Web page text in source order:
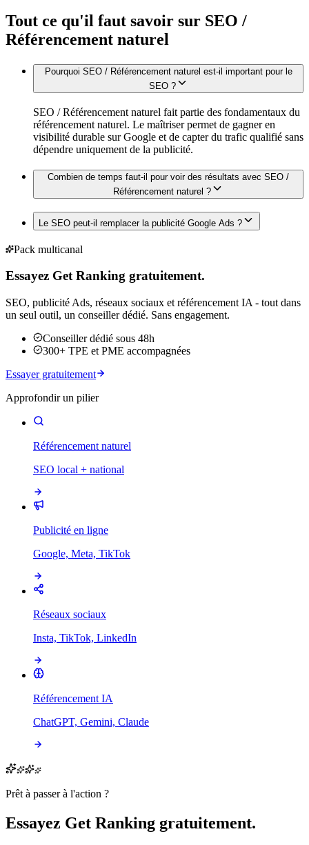
Tout ce qu'il faut savoir sur SEO /
Référencement naturel
Pourquoi SEO / Référencement naturel est-il important pour le
SEO ?
SEO / Référencement naturel fait partie des fondamentaux du
référencement naturel. Le maîtriser permet de gagner en
visibilité durable sur Google et de capter du trafic qualifié sans
dépendre uniquement de la publicité.
Combien de temps faut-il pour voir des résultats avec SEO /
Référencement naturel ?
Le SEO peut-il remplacer la publicité Google Ads ?
Pack multicanal
Essayez Get Ranking gratuitement.
SEO, publicité Ads, réseaux sociaux et référencement IA - tout dans
un seul outil, un conseiller dédié. Sans engagement.
Conseiller dédié sous 48h
300+ TPE et PME accompagnées
Essayer gratuitement
Approfondir un pilier
Référencement naturel
SEO local + national
Publicité en ligne
Google, Meta, TikTok
Réseaux sociaux
Insta, TikTok, LinkedIn
Référencement IA
ChatGPT, Gemini, Claude
Prêt à passer à l'action ?
Essayez Get Ranking gratuitement.